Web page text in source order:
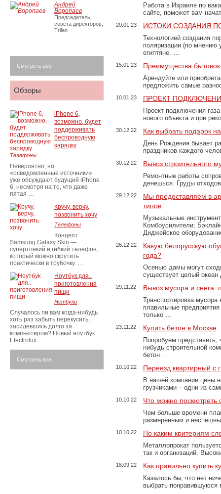
Работа в Израиле по
сайте, поможет вам
20.01.23 ИСТОКИ СОЗДАНИЯ
Технологией создания
поляризации (по
египтяне. …
15.01.23 Преимущества
Арендуйте или
предложить самые
10.01.23 ПРОЕКТ
Проект подключения
нового объекта и при
30.12.22 Как выбрать подарок
День Рождения бывает
праздников каждого
30.12.22 Вывоз строительного
Ремонтные работы
денешься. Груды
29.12.22
Мы предоставляем в
типов
Музыкальные
Комбоусилители;
Диджейское
26.12.22
Какую белорусскую
года?
Осенью дамы могут
существует целый
29.11.22 Вывоз мусора и
Транспортировка
плавильные
только …
23.11.22 Купить бетон в Москве
Попробуем представить,
нибудь строительной
бетон …
10.10.22 Переезд квартирный с
В нашей компании цены
грузчиками – одни из
10.10.22 Что можно посмотреть
Чем больше времени
размеренным и
10.10.22 По каким критериям
Металлопрокат
так и организаций.
18.09.22 Как правильно купить
Казалось бы, что нет
выбрать
Андрей
Воропаев
Председатель
совета директоров,
Trilan
Смотреть все
Обзоры
iPhone 6,
возможно, будет
поддерживать
беспроводную
зарядку
Телефоны
Невероятно, но
«осведомленные источники»
уже обсуждают будущий iPhone
6, несмотря на то, что даже
пятая …
Кручу, верчу,
позвонить хочу
Телефоны
Концепт
Samsung Galaxy Skin —
супертонкий и гибкий телефон,
который можно скрутить
практически в трубочку. …
Ноутбук для..
приготовления
пищи
Нетбуки
Случалось ли вам когда-нибудь
хоть раз забыть перекусить,
засидевшись долго за
компьютером? Новый ноутбук
Electrolux …
Смотреть все